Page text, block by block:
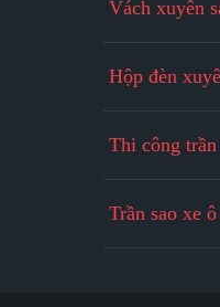
Vách xuyên
Hộp đèn
Thi công trần
Trần sao xe